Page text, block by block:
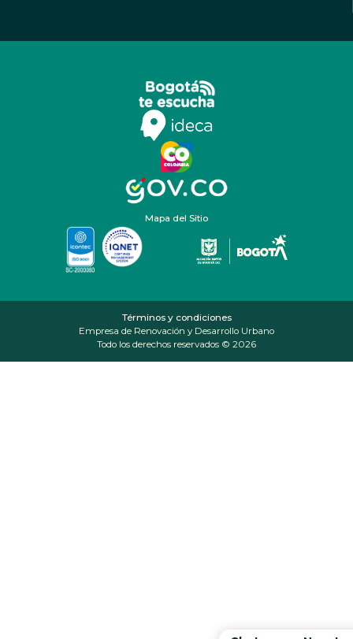
Mapa del Sitio
Términos y condiciones
Empresa de Renovación y Desarrollo Urbano
Todo los derechos reservados © 2026